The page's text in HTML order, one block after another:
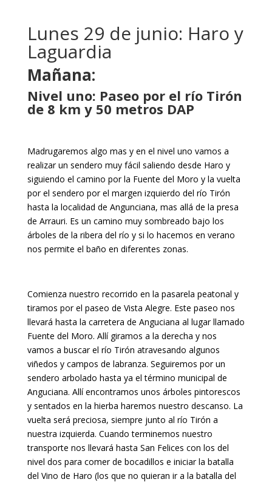
Lunes 29 de junio: Haro y
Laguardia
Mañana:
Nivel uno: Paseo por el río Tirón
de 8 km y 50 metros DAP
Madrugaremos algo mas y en el nivel uno vamos a
realizar un sendero muy fácil saliendo desde Haro y
siguiendo el camino por la Fuente del Moro y la vuelta
por el sendero por el margen izquierdo del río Tirón
hasta la localidad de Angunciana, mas allá de la presa
de Arrauri. Es un camino muy sombreado bajo los
árboles de la ribera del río y si lo hacemos en verano
nos permite el baño en diferentes zonas.
Comienza nuestro recorrido en la pasarela peatonal y
tiramos por el paseo de Vista Alegre. Este paseo nos
llevará hasta la carretera de Anguciana al lugar llamado
Fuente del Moro. Allí giramos a la derecha y nos
vamos a buscar el río Tirón atravesando algunos
viñedos y campos de labranza. Seguiremos por un
sendero arbolado hasta ya el término municipal de
Anguciana. Allí encontramos unos árboles pintorescos
y sentados en la hierba haremos nuestro descanso. La
vuelta será preciosa, siempre junto al río Tirón a
nuestra izquierda. Cuando terminemos nuestro
transporte nos llevará hasta San Felices con los del
nivel dos para comer de bocadillos e iniciar la batalla
del Vino de Haro (los que no quieran ir a la batalla del